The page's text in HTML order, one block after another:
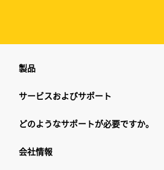
製品
サービスおよびサポート
どのようなサポートが必要ですか。
会社情報